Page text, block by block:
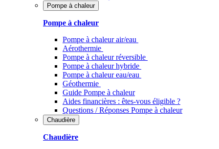
Pompe à chaleur
Pompe à chaleur
Pompe à chaleur air/eau
Aérothermie
Pompe à chaleur réversible
Pompe à chaleur hybride
Pompe à chaleur​ eau/eau
Géothermie
Guide Pompe à chaleur
Aides financières : êtes-vous éligible ?
Questions / Réponses Pompe à chaleur
Chaudière
Chaudière